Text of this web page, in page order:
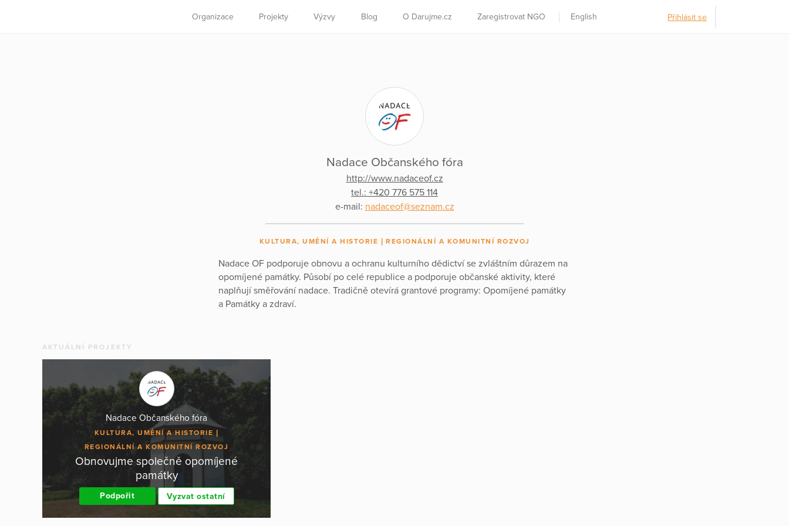
Organizace Projekty Výzvy Blog O Darujme.cz Zaregistrovat NGO English Přihlásit se
Nadace Občanského fóra
http://www.nadaceof.cz
tel.: +420 776 575 114
e-mail: nadaceof@seznam.cz
KULTURA, UMĚNÍ A HISTORIE REGIONÁLNÍ A KOMUNITNÍ ROZVOJ
Nadace OF podporuje obnovu a ochranu kulturního dědictví se zvláštním důrazem na
opomíjené památky. Působí po celé republice a podporuje občanské aktivity, které
naplňují směřování nadace. Tradičně otevírá grantové programy: Opomíjené památky
a Památky a zdraví.
AKTUÁLNÍ PROJEKTY
Nadace Občanského fóra
KULTURA, UMĚNÍ A HISTORIE
REGIONÁLNÍ A KOMUNITNÍ ROZVOJ
Obnovujme společně opomíjené
památky
Podpořit Vyzvat ostatní